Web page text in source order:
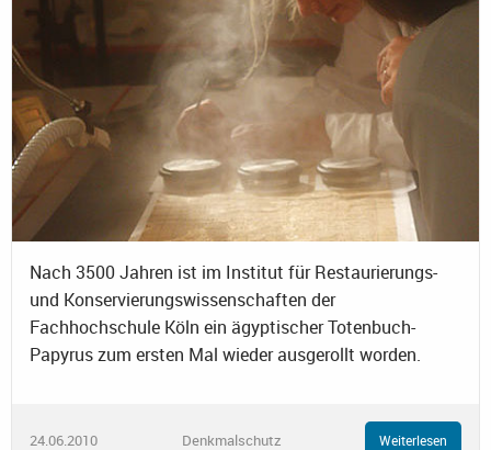
Nach 3500 Jahren ist im Institut für Restaurierungs-
und Konservierungswissenschaften der
Fachhochschule Köln ein ägyptischer Totenbuch-
Papyrus zum ersten Mal wieder ausgerollt worden.
24.06.2010 Denkmalschutz Weiterlesen